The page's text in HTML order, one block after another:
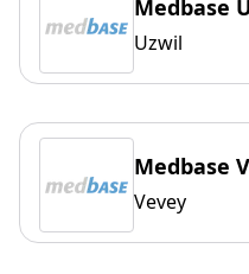
Medbase
Uzwil
Medbase
Vevey